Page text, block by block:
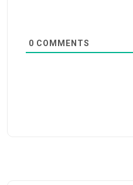
0 COMMENTS